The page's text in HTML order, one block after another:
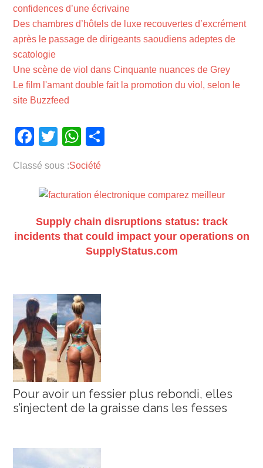
confidences d’une écrivaine
Des chambres d’hôtels de luxe recouvertes d’excrément
après le passage de dirigeants saoudiens adeptes de
scatologie
Une scène de viol dans Cinquante nuances de Grey
Le film l'amant double fait la promotion du viol, selon le
site Buzzfeed
Facebook
TwitterWhatsApp
Classé sous :Société
Supply chain disruptions status: track
incidents that could impact your operations on
SupplyStatus.com
Pour avoir un fessier plus rebondi, elles
s’injectent de la graisse dans les fesses